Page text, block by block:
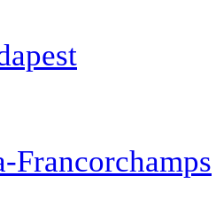
Francorchamps